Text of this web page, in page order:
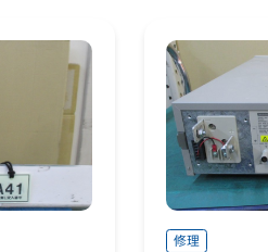
修理